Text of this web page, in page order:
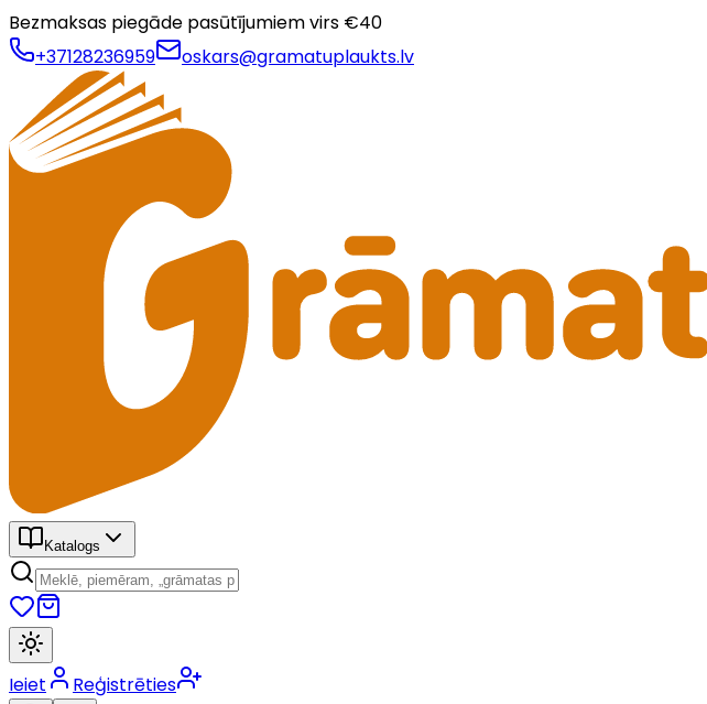
Bezmaksas piegāde pasūtījumiem virs €40
+37128236959
oskars@gramatuplaukts.lv
Katalogs
Ieiet Reģistrēties